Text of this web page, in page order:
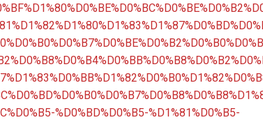
%D0%BD%D0%B5-%D1%81%D0%B5-